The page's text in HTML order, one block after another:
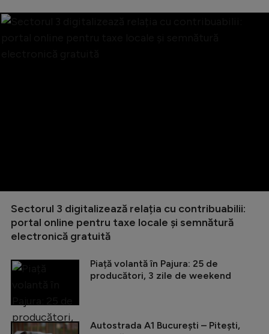
Sectorul 3 digitalizează relația cu contribuabilii:
portal online pentru taxe locale și semnătură
electronică gratuită
Piață volantă în Pajura: 25 de
producători, 3 zile de weekend
Autostrada A1 București – Pitești,